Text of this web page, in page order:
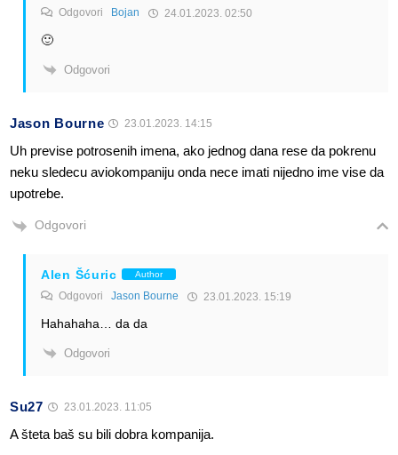
Odgovori Bojan 24.01.2023. 02:50
🙂
Odgovori
Jason Bourne 23.01.2023. 14:15
Uh previse potrosenih imena, ako jednog dana rese da pokrenu
neku sledecu aviokompaniju onda nece imati nijedno ime vise da
upotrebe.
Odgovori
Alen Šćuric Author
Odgovori Jason Bourne 23.01.2023. 15:19
Hahahaha… da da
Odgovori
Su27 23.01.2023. 11:05
A šteta baš su bili dobra kompanija.